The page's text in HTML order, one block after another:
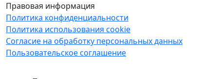
Правовая информация
Политика конфиденциальности
Политика использования cookie
Согласие на обработку персональных данных
Пользовательское соглашение